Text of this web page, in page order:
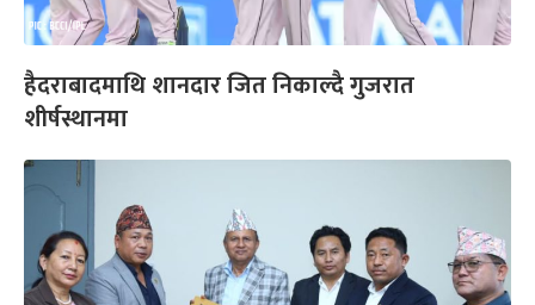
हैदराबादमाथि शानदार जित निकाल्दै गुजरात
शीर्षस्थानमा